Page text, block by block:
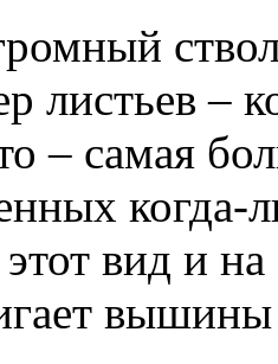
листьев –
– самая
когда-
вид и